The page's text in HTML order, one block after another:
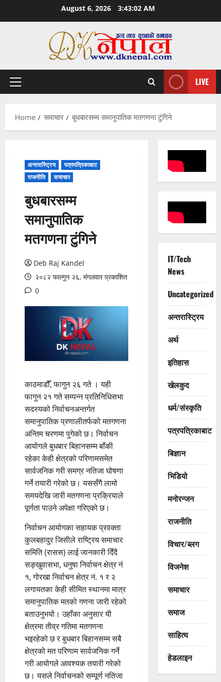
August 6, 2026 3:43:03 AM
Primary
LIVE
Home समाचार बुधबारसम्म समानुपातिक मतगणना टुंगिने
अन्तरास्ट्रिय
पत्रपत्रिकाबाट
राजनीति
समाचार
बुधबारसम्म
समानुपातिक
मतगणना टुंगिने
Deb Raj Kandel
२०८२ फाल्गुन २६, मंगलवार प्रकाशित
0
काठमाडौँ, फागुन २६ गते । यही
फागुन २१ गते सम्पन्न प्रतिनिधिसभा
सदस्यको निर्वाचनअन्तर्गत
समानुपातिक प्रणालीतर्फको मतगणना
अन्तिम चरणमा पुगेको छ। निर्वाचन
आयोगले बुधबार बिहानसम्म बाँकी
रहेका केही क्षेत्रको परिणामसमेत
सार्वजनिक गरी समग्र नतिजा घोषणा
गर्ने तयारी गरेको छ। यससँगै लामो
समयदेखि जारी मतगणना प्रक्रियाले
पूर्णता पाउने अपेक्षा गरिएको छ।
निर्वाचन आयोगका सहायक प्रवक्ता
कुलबहादुर जिसीले राष्ट्रिय समाचार
समिति (रासस) लाई जानकारी दिँदै
सङ्खुवासभा, धनुषा निर्वाचन क्षेत्र नं
१, गोरखा निर्वाचन क्षेत्र नं. १ र २
लगायतका केही सीमित स्थानमा मात्र
समानुपातिक मतको गणना जारी रहेको
बताउनुभयो। उहाँका अनुसार यी
क्षेत्रमा तीव्र गतिमा मतगणना
भइरहेको छ र बुधबार बिहानसम्म सबै
क्षेत्रको मत परिणाम सार्वजनिक गर्ने
गरी आयोगले आवश्यक तयारी गरेको
छ। यसले निर्वाचनको सम्पूर्ण नतिजा
IT/Tech
News
Uncategorized
अन्तरास्ट्रिय
अर्थ
इतिहास
खेलकुद
धर्म/संस्कृति
पत्रपत्रिकाबाट
बिज्ञान
भिडियो
मनोरन्जन
राजनीति
विचार/ब्लग
विजनेश
समाचार
समाज
साहित्य
हेडलाइन